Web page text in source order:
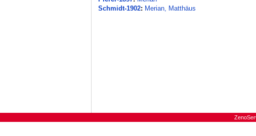
Schmidt-1902: Merian, Matthäus